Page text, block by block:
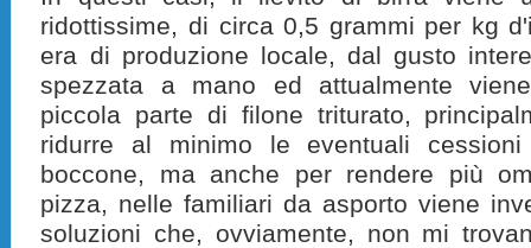
ridottissime, di circa 0,5 grammi per kg
era di produzione locale, dal gusto
spezzata a mano ed attualmente
piccola parte di filone triturato,
ridurre al minimo le eventuali
boccone, ma anche per rendere più
pizza, nelle familiari da asporto viene
soluzioni che, ovviamente, non mi